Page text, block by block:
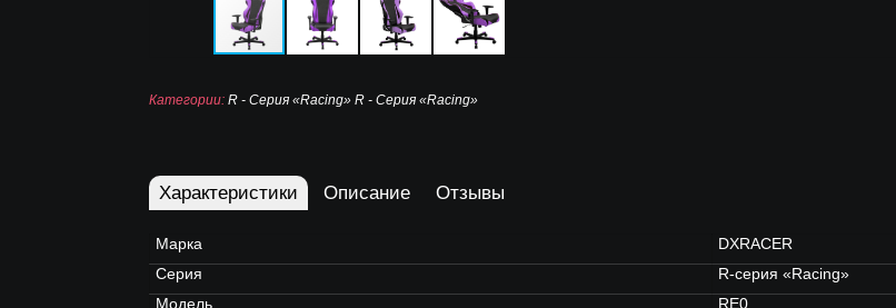
Категории:R - Серия «Racing» R - Серия «Racing»
Характеристики Описание Отзывы
Марка
DXRACER
Серия
R-серия «Racing»
Модель
RE0